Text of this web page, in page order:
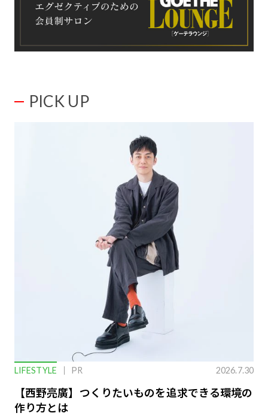
PICK UP
LIFESTYLE PR 2026.7.30
【西野亮廣】つくりたいものを追求できる環境の
作り方とは